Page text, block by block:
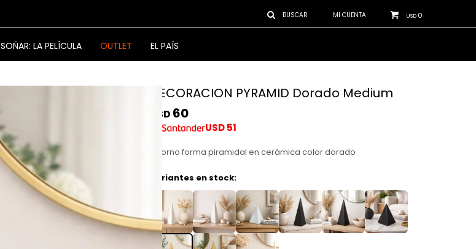
SOÑAR: LA PELÍCULA OUTLET EL PAÍS
USD 0
DECORACION PYRAMID Dorado Medium
USD 60
USD51
Adorno forma piramidal en cerámica color dorado
Variantes en stock: